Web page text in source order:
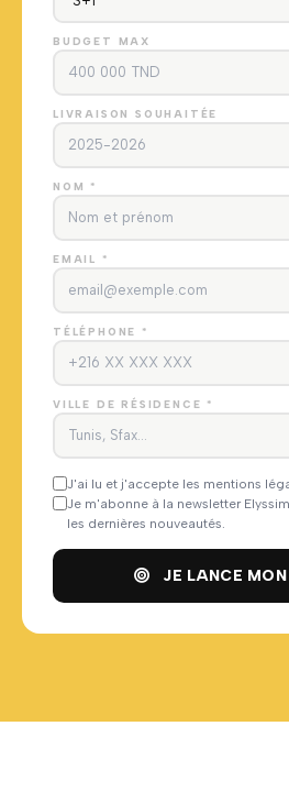
BUDGET MAX
LIVRAISON SOUHAITÉE
NOM *
EMAIL *
TÉLÉPHONE *
VILLE DE RÉSIDENCE *
J'ai lu et j'accepte les mentions
Je m'abonne à la newsletter
les dernières nouveautés.
JE LANCE